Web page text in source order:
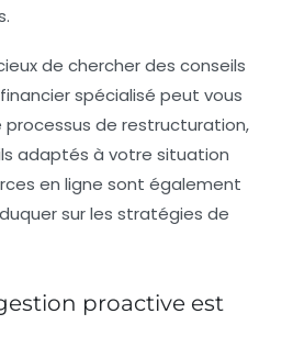
de chercher des conseils
spécialisé peut vous
processus de restructuration,
adaptés à votre situation
en ligne sont également
sur les stratégies de
proactive est